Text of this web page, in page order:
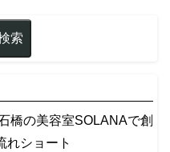
橋の美容室SOLANAで創
れショート